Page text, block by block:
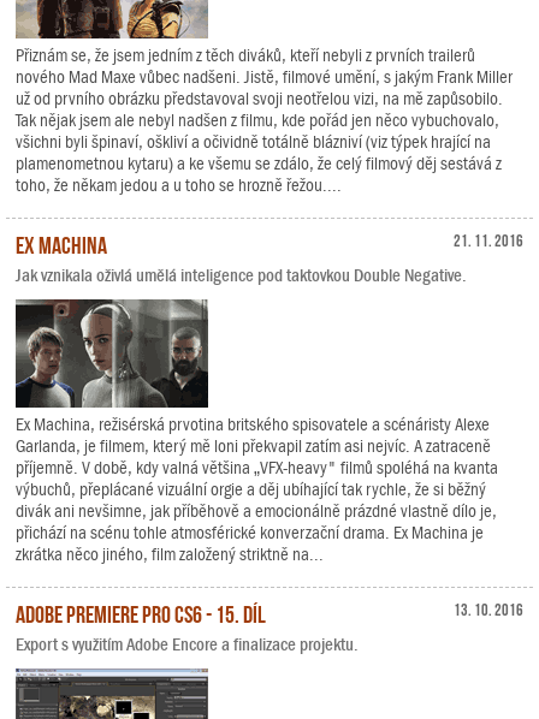
Přiznám se, že jsem jedním z těch diváků, kteří nebyli z prvních trailerů
nového Mad Maxe vůbec nadšeni. Jistě, filmové umění, s jakým Frank Miller
už od prvního obrázku představoval svoji neotřelou vizi, na mě zapůsobilo.
Tak nějak jsem ale nebyl nadšen z filmu, kde pořád jen něco vybuchovalo,
všichni byli špinaví, oškliví a očividně totálně blázniví (viz týpek hrající na
plamenometnou kytaru) a ke všemu se zdálo, že celý filmový děj sestává z
toho, že někam jedou a u toho se hrozně řežou....
21. 11. 2016
Ex Machina
Jak vznikala oživlá umělá inteligence pod taktovkou Double Negative.
Ex Machina, režisérská prvotina britského spisovatele a scénáristy Alexe
Garlanda, je filmem, který mě loni překvapil zatím asi nejvíc. A zatraceně
příjemně. V době, kdy valná většina „VFX-heavy" filmů spoléhá na kvanta
výbuchů, přeplácané vizuální orgie a děj ubíhající tak rychle, že si běžný
divák ani nevšimne, jak příběhově a emocionálně prázdné vlastně dílo je,
přichází na scénu tohle atmosférické konverzační drama. Ex Machina je
zkrátka něco jiného, film založený striktně na...
13. 10. 2016
Adobe Premiere Pro CS6 - 15. díl
Export s využitím Adobe Encore a finalizace projektu.